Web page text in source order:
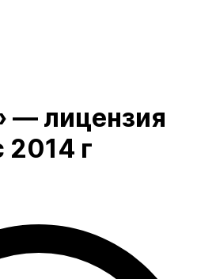
лицензия
2014 г